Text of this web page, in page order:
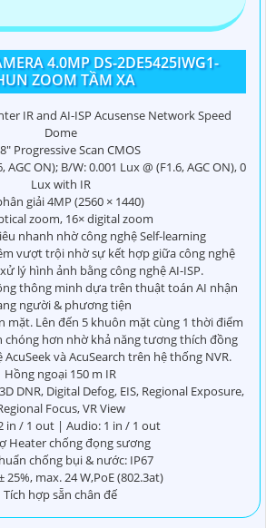
4.0MP DS-2DE5425IWG1-
ZOOM TẦM XA
IR and AI-ISP Acusense Network Speed
Dome
Progressive Scan CMOS
AGC ON); B/W: 0.001 Lux @ (F1.6, AGC ON), 0
Lux with IR
giải 4MP (2560 × 1440)
zoom, 16× digital zoom
nhanh nhờ công nghệ Self-learning
vượt trội nhờ sự kết hợp giữa công nghệ
lý hình ảnh bằng công nghệ AI-ISP.
thông minh dựa trên thuật toán AI nhận
người & phương tiện
mặt. Lên đến 5 khuôn mặt cùng 1 thời điểm
chóng hơn nhờ khả năng tương thích đồng
và AcuSearch trên hệ thống NVR.
Hồng ngoại 150 m IR
DNR, Digital Defog, EIS, Regional Exposure,
Focus, VR View
in / 1 out | Audio: 1 in / 1 out
Heater chống đọng sương
chống bụi & nước: IP67
25%, max. 24 W,PoE (802.3at)
Tích hợp sẵn chân đế